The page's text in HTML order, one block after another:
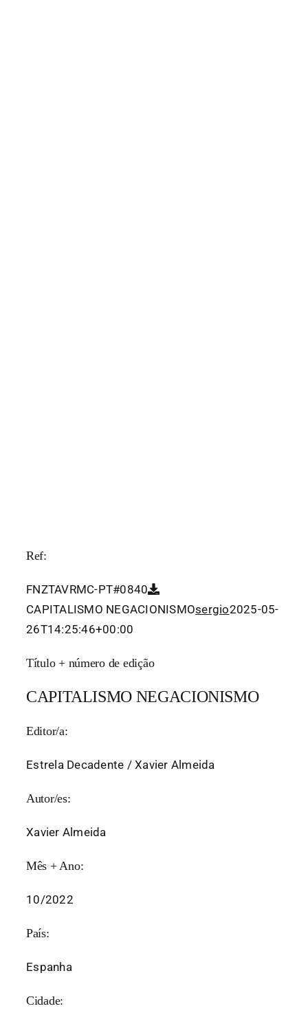
Ref:
FNZTAVRMC-PT#0840
CAPITALISMO NEGACIONISMOsergio2025-05-
26T14:25:46+00:00
Título + número de edição
CAPITALISMO NEGACIONISMO
Editor/a:
Estrela Decadente / Xavier Almeida
Autor/es:
Xavier Almeida
Mês + Ano:
10/2022
País:
Espanha
Cidade: